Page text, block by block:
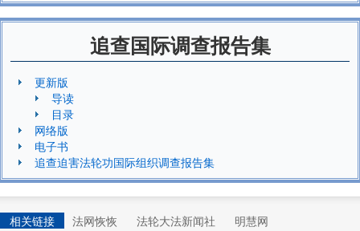
追查国际调查报告集
更新版
导读
目录
网络版
电子书
追查迫害法轮功国际组织调查报告集
相关链接 法网恢恢 法轮大法新闻社
明慧网